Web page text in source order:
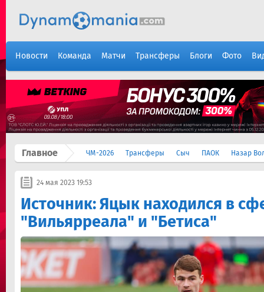
Новости Команда Матчи Трансферы Блоги Фото
Главное ЧМ-2026 Трансферы Сыч ПАОК Назар
24 мая 2023 19:53
Источник: Яцык находился в
"Вильярреала" и "Бетиса"